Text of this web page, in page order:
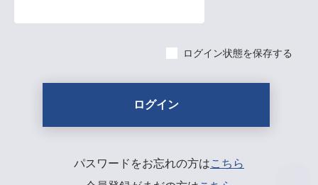
ログイン状態を保存する
パスワードをお忘れの方はこちら